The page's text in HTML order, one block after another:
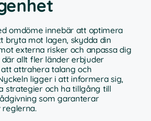
omdöme innebär att optimera
bryta mot lagen, skydda din
externa risker och anpassa dig
allt fler länder erbjuder
attrahera talang och
ligger i att informera sig,
strategier och ha tillgång till
som garanterar